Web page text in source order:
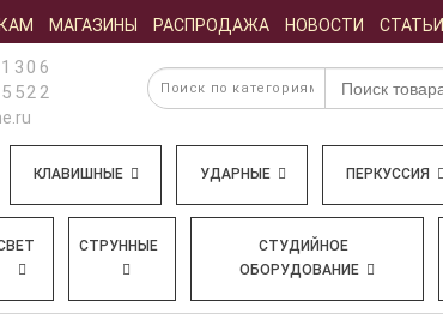
МАГАЗИНЫ РАСПРОДАЖА НОВОСТИ СТАТЬИ
КЛАВИШНЫЕ УДАРНЫЕ ПЕРКУССИЯ
СТРУННЫЕ
СТУДИЙНОЕ
ОБОРУДОВАНИЕ